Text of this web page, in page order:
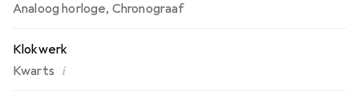
Analoog horloge, Chronograaf
Klokwerk
Kwarts i